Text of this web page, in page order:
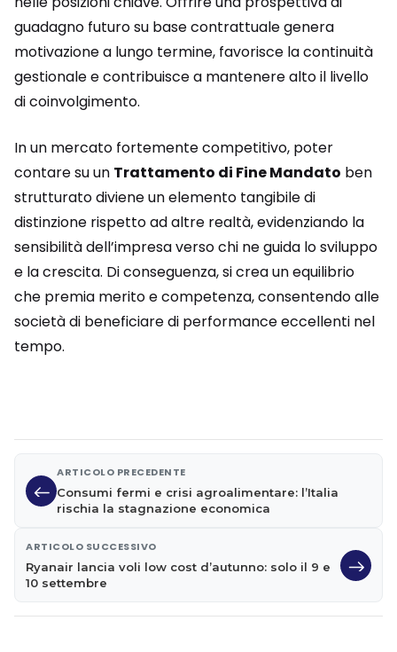
guadagno futuro su base contrattuale genera
motivazione a lungo termine, favorisce la continuità
gestionale e contribuisce a mantenere alto il livello
di coinvolgimento.
In un mercato fortemente competitivo, poter
contare su un Trattamento di Fine Mandato ben
strutturato diviene un elemento tangibile di
distinzione rispetto ad altre realtà, evidenziando la
sensibilità dell’impresa verso chi ne guida lo sviluppo
e la crescita. Di conseguenza, si crea un equilibrio
che premia merito e competenza, consentendo alle
società di beneficiare di performance eccellenti nel
tempo.
ARTICOLO PRECEDENTE
Consumi fermi e crisi agroalimentare: l’Italia
rischia la stagnazione economica
ARTICOLO SUCCESSIVO
Ryanair lancia voli low cost d’autunno: solo il 9 e
10 settembre